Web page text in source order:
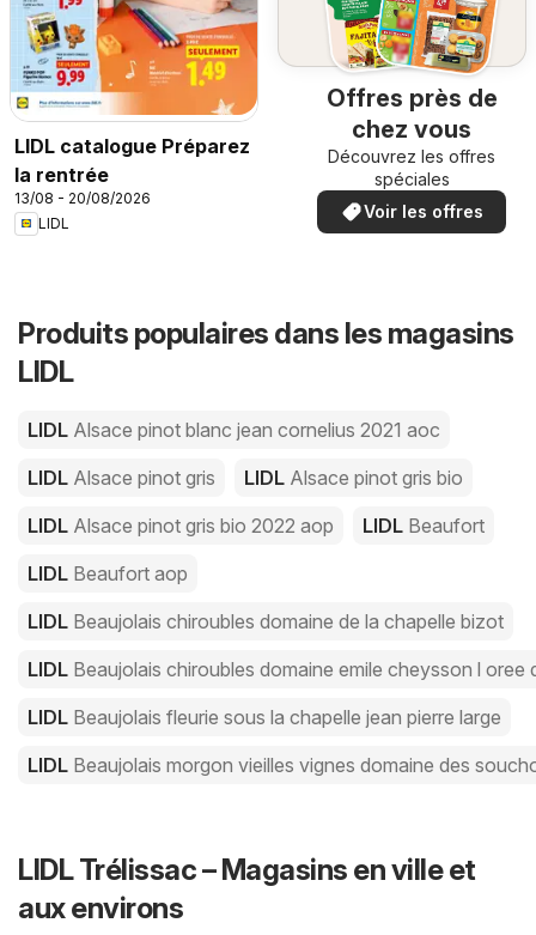
LIDL catalogue Préparez
la rentrée
13/08 - 20/08/2026
LIDL
Offres près de
chez vous
Découvrez les offres
spéciales
Voir les offres
Produits populaires dans les magasins
LIDL
LIDL Alsace pinot blanc jean cornelius 2021 aoc
LIDL Alsace pinot gris LIDL Alsace pinot gris bio
LIDL Alsace pinot gris bio 2022 aop LIDL Beaufort
LIDL Beaufort aop
LIDL Beaujolais chiroubles domaine de la chapelle bizot
LIDL Beaujolais chiroubles domaine emile cheysson l oree
LIDL Beaujolais fleurie sous la chapelle jean pierre large
LIDL Beaujolais morgon vieilles vignes domaine des
LIDL Trélissac – Magasins en ville et
aux environs